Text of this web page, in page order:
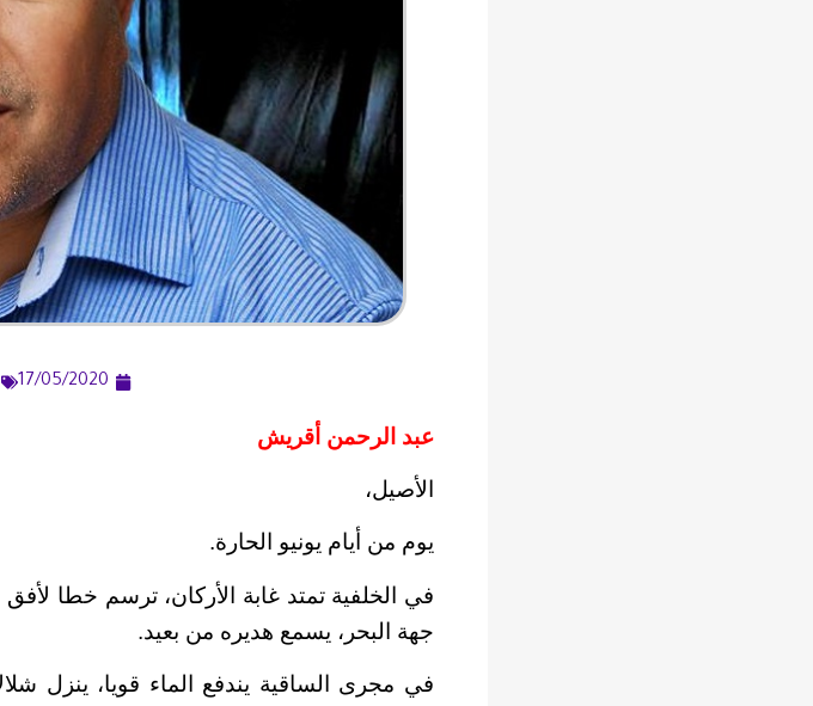
17/05/2020
عبد الرحمن أقريش
الأصيل،
يوم من أيام يونيو الحارة.
في الخلفية تمتد غابة الأركان، ترسم خطا
جهة البحر، يسمع هديره من بعيد.
في مجرى الساقية يندفع الماء قويا، ينزل